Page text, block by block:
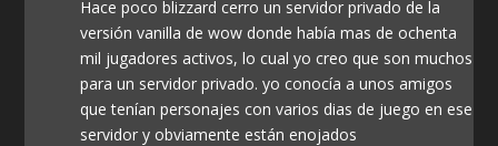
Hace poco blizzard cerro un servidor privado de la
versión vanilla de wow donde había mas de ochenta
mil jugadores activos, lo cual yo creo que son muchos
para un servidor privado. yo conocía a unos amigos
que tenían personajes con varios dias de juego en ese
servidor y obviamente están enojados